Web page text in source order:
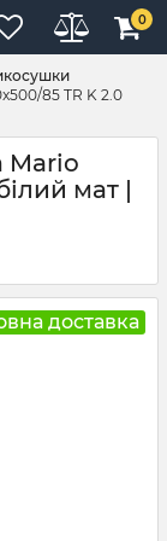
0
85 TR K 2.0
Mario
мат |
доставка